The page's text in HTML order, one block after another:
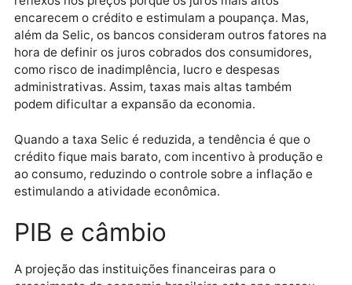
financeiro é de que o colegiado confirme a elevação
Selic para 13,25% ao ano.
Para o fim de 2025, a estimativa é que a taxa básica
suba para 15% ao ano. Para 2026, 2027 e 2028, a
previsão é que ela seja reduzida para 12,5% ao ano,
Quando o Copom aumenta a taxa básica de juros a
finalidade é conter a demanda aquecida, e isso
encarecem o crédito e estimulam a poupança. Mas,
além da Selic, os bancos consideram outros fatores
hora de definir os juros cobrados dos consumidores,
como risco de inadimplência, lucro e despesas